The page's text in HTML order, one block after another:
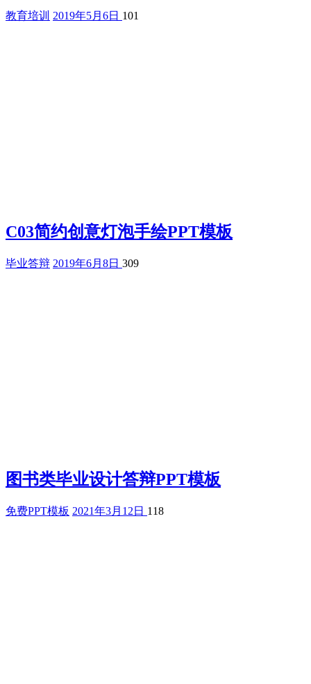
教育培训 2019年5月6日 101
C03简约创意灯泡手绘PPT模板
毕业答辩 2019年6月8日 309
图书类毕业设计答辩PPT模板
免费PPT模板 2021年3月12日 118